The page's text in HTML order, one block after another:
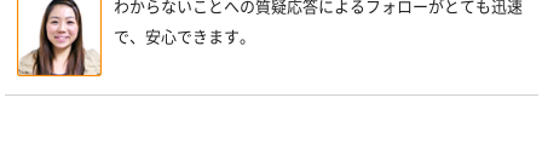
わからないことへの質疑応答によるフォローがとても迅速
で、安心できます。